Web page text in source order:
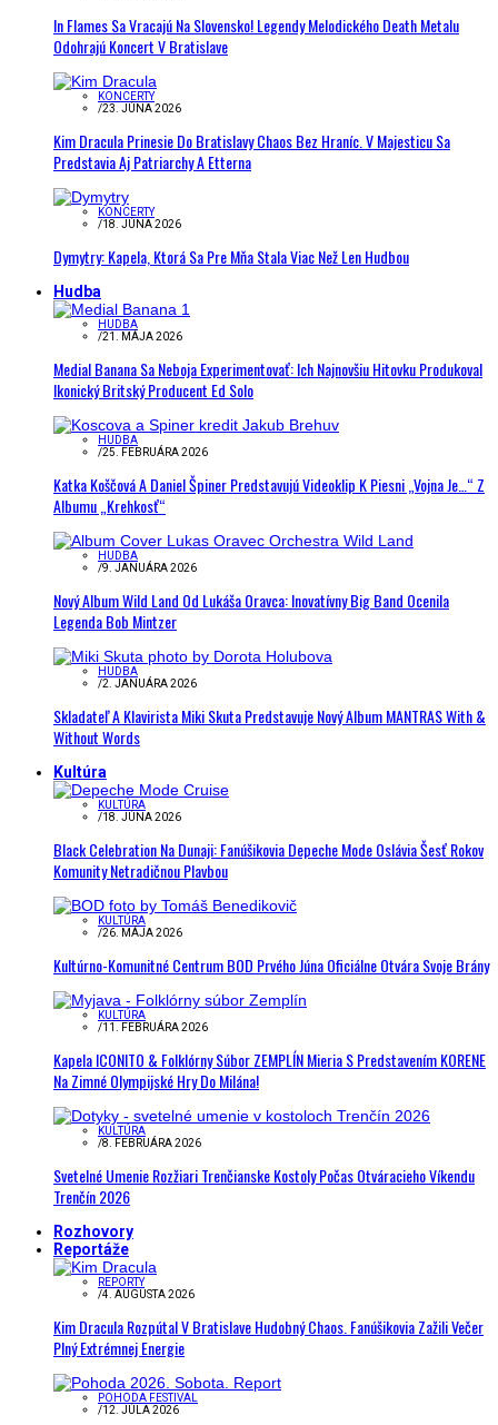
In Flames Sa Vracajú Na Slovensko! Legendy Melodického Death Metalu
Odohrajú Koncert V Bratislave
KONCERTY
/23. JÚNA 2026
Kim Dracula Prinesie Do Bratislavy Chaos Bez Hraníc. V Majesticu Sa
Predstavia Aj Patriarchy A Etterna
KONCERTY
/18. JÚNA 2026
Dymytry: Kapela, Ktorá Sa Pre Mňa Stala Viac Než Len Hudbou
Hudba
HUDBA
/21. MÁJA 2026
Medial Banana Sa Neboja Experimentovať: Ich Najnovšiu Hitovku Produkoval
Ikonický Britský Producent Ed Solo
HUDBA
/25. FEBRUÁRA 2026
Katka Koščová A Daniel Špiner Predstavujú Videoklip K Piesni „Vojna Je…“ Z
Albumu „Krehkosť“
HUDBA
/9. JANUÁRA 2026
Nový Album Wild Land Od Lukáša Oravca: Inovatívny Big Band Ocenila
Legenda Bob Mintzer
HUDBA
/2. JANUÁRA 2026
Skladateľ A Klavirista Miki Skuta Predstavuje Nový Album MANTRAS With &
Without Words
Kultúra
KULTÚRA
/18. JÚNA 2026
Black Celebration Na Dunaji: Fanúšikovia Depeche Mode Oslávia Šesť Rokov
Komunity Netradičnou Plavbou
KULTÚRA
/26. MÁJA 2026
Kultúrno-Komunitné Centrum BOD Prvého Júna Oficiálne Otvára Svoje Brány
KULTÚRA
/11. FEBRUÁRA 2026
Kapela ICONITO & Folklórny Súbor ZEMPLÍN Mieria S Predstavením KORENE
Na Zimné Olympijské Hry Do Milána!
KULTÚRA
/8. FEBRUÁRA 2026
Svetelné Umenie Rozžiari Trenčianske Kostoly Počas Otváracieho Víkendu
Trenčín 2026
Rozhovory
Reportáže
REPORTY
/4. AUGUSTA 2026
Kim Dracula Rozpútal V Bratislave Hudobný Chaos. Fanúšikovia Zažili Večer
Plný Extrémnej Energie
POHODA FESTIVAL
/12. JÚLA 2026